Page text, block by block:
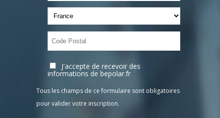
J'accepte de recevoir des
informations de bepolar.fr
Tous les champs de ce formulaire sont obligatoires
pour valider votre inscription.